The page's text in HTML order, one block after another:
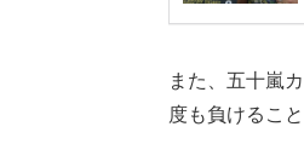
また、五十嵐
度も負けるこ